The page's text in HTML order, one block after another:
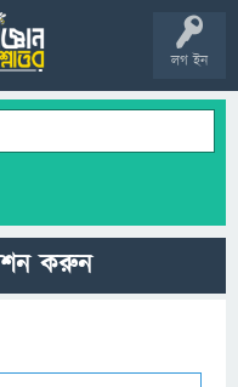
লগ ইন
করুন